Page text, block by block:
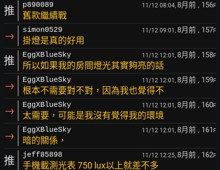
推 p890089 11/12 08:04, 8月前 , 156F
舊款繼續戰
→ simon0529 11/12 09:01, 8月前 , 157F
掛燈是真的好用
推 EggXBlueSky 11/12 12:01, 8月前 , 158F
所以如果我的房間燈光其實夠亮的話
→ EggXBlueSky 11/12 12:01, 8月前 , 159F
根本不需要對不對，因為我也覺得不
→ EggXBlueSky 11/12 12:01, 8月前 , 160F
太需要，可能是我沒有覺得我的環境
→ EggXBlueSky 11/12 12:01, 8月前 , 161 F
暗的關係，
推 jeff85898 11/12 12:25, 8月前 , 162F
手機載測光表 750 lux以上就差不多